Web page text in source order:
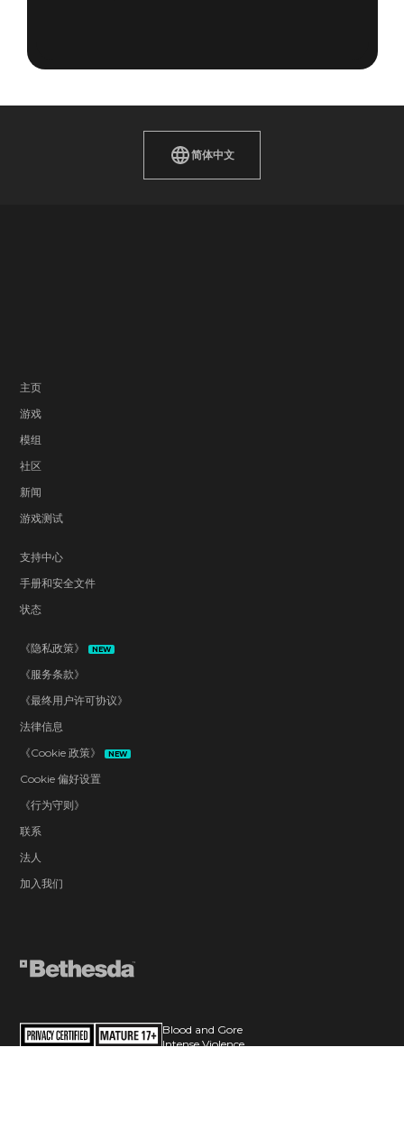
简体中文
主页
游戏
模组
社区
新闻
游戏测试
支持中心
手册和安全文件
状态
《隐私政策》 NEW
《服务条款》
《最终用户许可协议》
法律信息
《Cookie 政策》
NEW
Cookie 偏好设置
《行为守则》
联系
法人
加入我们
Blood and Gore
Intense Violence